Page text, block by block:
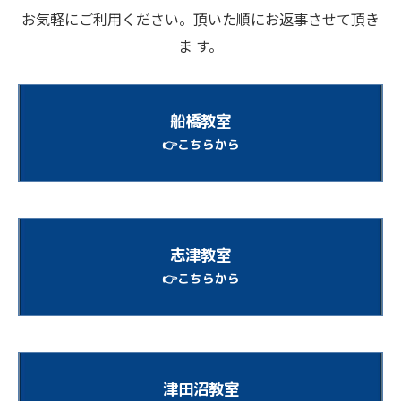
お気軽にご利用ください。頂いた順にお返事させて頂き
ま す。
船橋教室
👉こちらから
志津教室
👉こちらから
津田沼教室